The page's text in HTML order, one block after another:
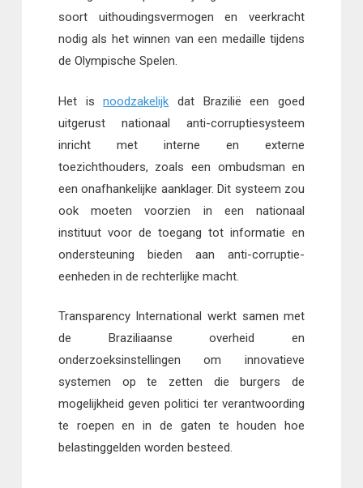
soort uithoudingsvermogen en veerkracht
nodig als het winnen van een medaille tijdens
de Olympische Spelen.
Het isnoodzakelijk dat Brazilië een goed
uitgerust nationaal anti-corruptiesysteem
inricht met interne en externe
toezichthouders, zoals een ombudsman en
een onafhankelijke aanklager. Dit systeem zou
ook moeten voorzien in een nationaal
instituut voor de toegang tot informatie en
ondersteuning bieden aan anti-corruptie-
eenheden in de rechterlijke macht.
Transparency International werkt samen met
de Braziliaanse overheid en
onderzoeksinstellingen om innovatieve
systemen op te zetten die burgers de
mogelijkheid geven politici ter verantwoording
te roepen en in de gaten te houden hoe
belastinggelden worden besteed.